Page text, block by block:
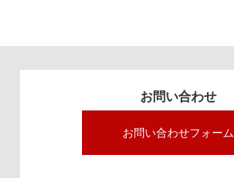
お問い合わせ
お問い合わせフォーム